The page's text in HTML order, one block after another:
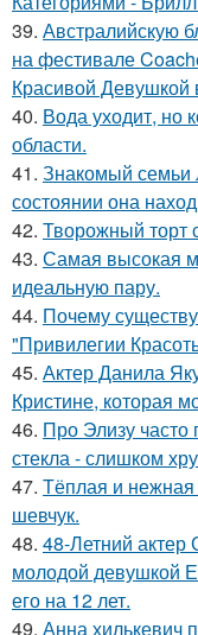
39. Австралийскую
на фестивале
Красивой Девушкой
40. Вода уходит, но
области.
41. Знакомый семьи
состоянии она
42. Творожный торт
43. Самая высокая
идеальную пару.
44. Почему
"Привилегии
45. Актер Данила
Кристине, которая
46. Про Элизу часто
стекла - слишком
47. Тёплая и
шевчук.
48. 48-Летний актер
молодой девушкой
его на 12 лет.
49. Анна хилькевич